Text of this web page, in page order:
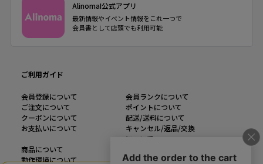
AlinomaI公式アプリ
最新情報やイベント情報をこれ一つで
会員書として店頭でも利用可能
ご利用ガイド
会員登録について
会員ランクについて
ご注文について
ポイントについて
クーポンについて
配送/送料について
お支払いについて
キャンセル/返品/交換
について
商品について
動作環境について